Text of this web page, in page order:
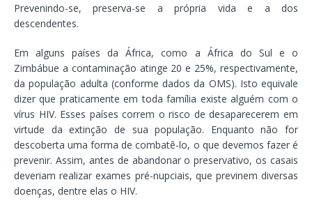
Prevenindo-se, preserva-se a própria vida e a dos
descendentes.
Em alguns países da África, como a África do Sul e o
Zimbábue a contaminação atinge 20 e 25%, respectivamente,
da população adulta (conforme dados da OMS). Isto equivale
dizer que praticamente em toda família existe alguém com o
vírus HIV. Esses países correm o risco de desaparecerem em
virtude da extinção de sua população. Enquanto não for
descoberta uma forma de combatê-lo, o que devemos fazer é
prevenir. Assim, antes de abandonar o preservativo, os casais
deveriam realizar exames pré-nupciais, que previnem diversas
doenças, dentre elas o HIV.